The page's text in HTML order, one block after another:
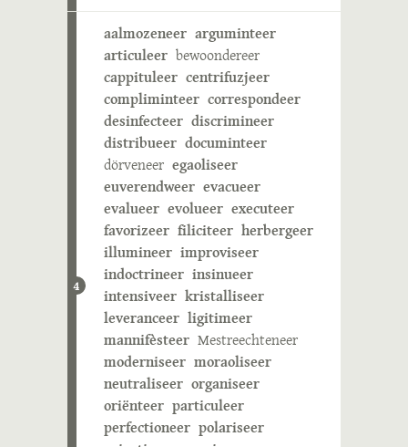
4
aalmozeneer arguminteer
articuleer bewoondereer
cappituleer centrifuzjeer
compliminteer correspondeer
desinfecteer discrimineer
distribueer documinteer
dörveneer egaoliseer
euverendweer evacueer
evalueer evolueer executeer
favorizeer filiciteer herbergeer
illumineer improviseer
indoctrineer insinueer
intensiveer kristalliseer
leveranceer ligitimeer
mannifèsteer Mestreechteneer
moderniseer moraoliseer
neutraliseer organiseer
oriënteer particuleer
perfectioneer polariseer